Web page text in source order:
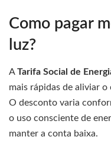
Como pagar
luz?
ATarifa Social de
mais rápidas de aliviar
O desconto varia
o uso consciente de
manter a conta baixa.